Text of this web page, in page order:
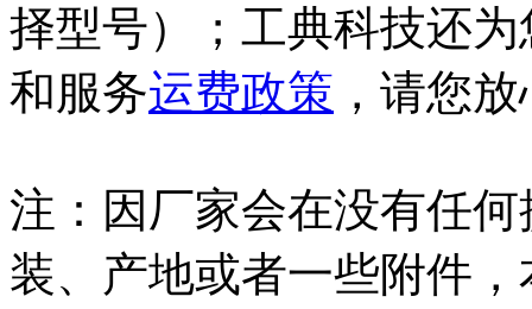
择型号）；工典科技还
和服务运费政策 ，请您
注：因厂家会在没有任
装、产地或者一些附件